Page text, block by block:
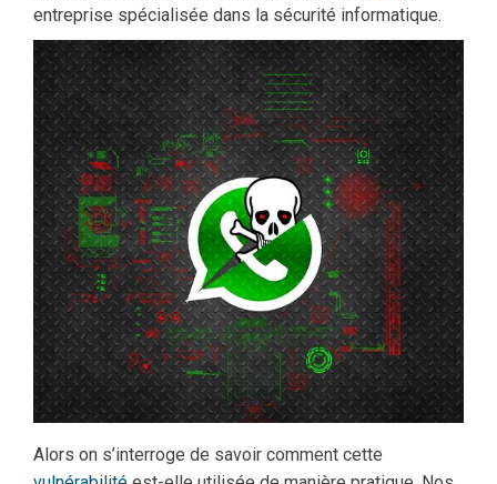
entreprise spécialisée dans la sécurité informatique.
Alors on s’interroge de savoir comment cette